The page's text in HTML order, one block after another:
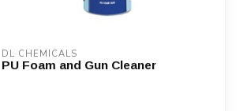
DL CHEMICALS
PU Foam and Gun Cleaner